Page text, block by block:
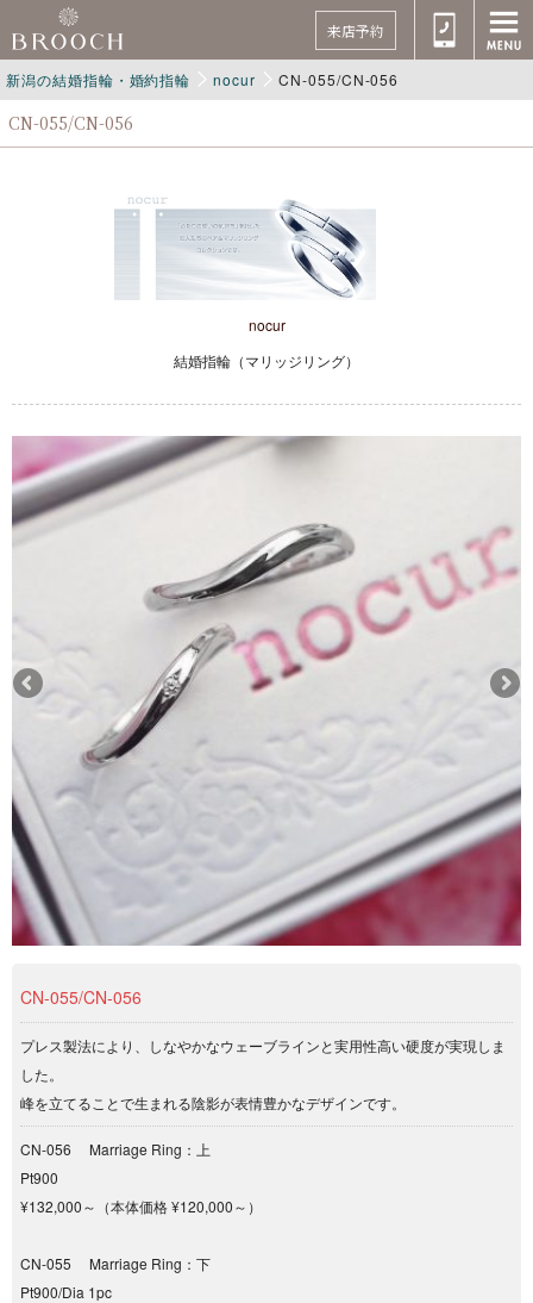
来店予約
新潟の結婚指輪・婚約指輪 nocur CN-055/CN-056
CN-055/CN-056
nocur
結婚指輪（マリッジリング）
CN-055/CN-056
プレス製法により、しなやかなウェーブラインと実用性高い硬度が実現しま
した。
峰を立てることで生まれる陰影が表情豊かなデザインです。
CN-056 Marriage Ring：上
Pt900
¥132,000～（本体価格 ¥120,000～）
CN-055 Marriage Ring：下
Pt900/Dia 1pc